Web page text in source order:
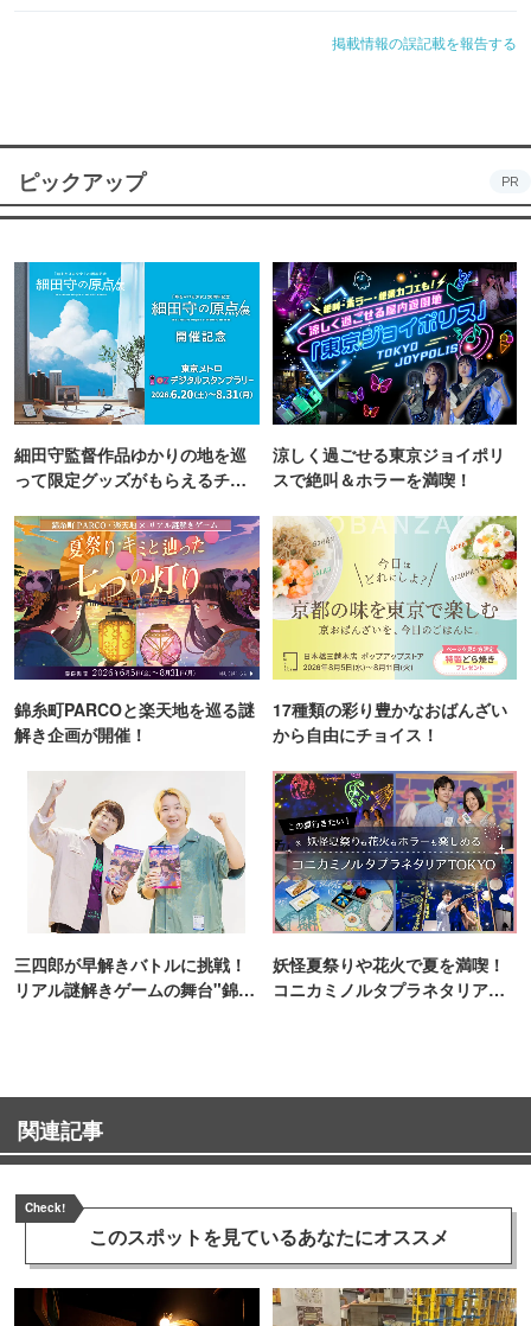
掲載情報の誤記載を報告する
ピックアップ PR
細田守監督作品ゆかりの地を巡
って限定グッズがもらえるチャ
涼しく過ごせる東京ジョイポリ
スで絶叫＆ホラーを満喫！
錦糸町PARCOと楽天地を巡る謎
解き企画が開催！
17種類の彩り豊かなおばんざい
から自由にチョイス！
三四郎が早解きバトルに挑戦！
リアル謎解きゲームの舞台"錦糸
妖怪夏祭りや花火で夏を満喫！
コニカミノルタプラネタリア
関連記事
Check!
このスポットを見ているあなたにオススメ